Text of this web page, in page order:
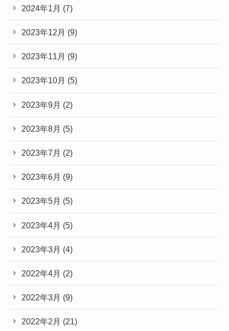
2024年1月 (7)
2023年12月 (9)
2023年11月 (9)
2023年10月 (5)
2023年9月 (2)
2023年8月 (5)
2023年7月 (2)
2023年6月 (9)
2023年5月 (5)
2023年4月 (5)
2023年3月 (4)
2022年4月 (2)
2022年3月 (9)
2022年2月 (21)